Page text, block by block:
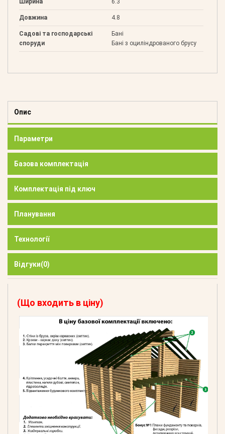
Ширина 6.3
Довжина 4.8
Садові та господарські
споруди
Бані
Бані з оциліндрованого брусу
Опис
Параметри
Базова комплектація
Комплектація під ключ
Планування
Технології
Відгуки(0)
(Що входить в ціну)